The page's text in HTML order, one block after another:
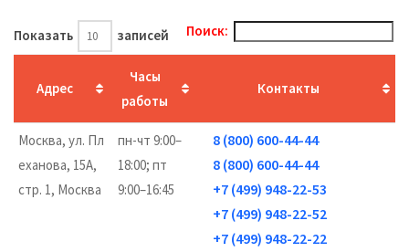
Показать записей Поиск:
Адрес
Часы
работы
Контакты
Москва, ул. Пл
еханова, 15А,
стр. 1, Москва
пн-чт 9:00–
18:00; пт
9:00–16:45
8 (800) 600-44-44
8 (800) 600-44-44
+7 (499) 948-22-53
+7 (499) 948-22-52
+7 (499) 948-22-22